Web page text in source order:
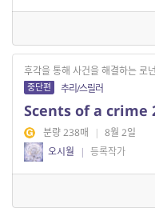
후각을 통해 사건을 해결하는 로
중단편 추리/스릴러
Scents of a crime
분량 238매 | 8월 2일
오시월
| 등록작가